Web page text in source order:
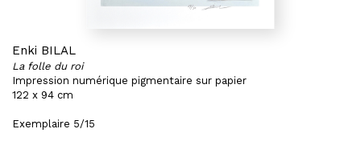
Enki BILAL
La folle du roi
Impression numérique pigmentaire sur papier
122 x 94 cm
Exemplaire 5/15